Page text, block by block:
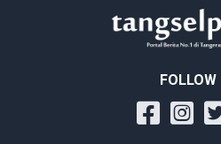
FOLLOW